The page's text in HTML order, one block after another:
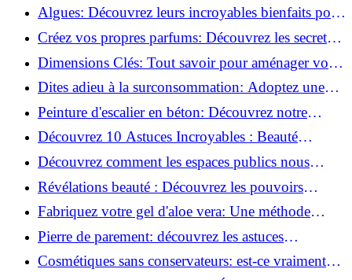
revitaliser les peaux fatiguées!
Algues: Découvrez leurs incroyables bienfaits pour
la santé et la beauté!
Créez vos propres parfums: Découvrez les secrets
de la fabrication artisanale!
Dimensions Clés: Tout savoir pour aménager votre
salle de bains!
Dites adieu à la surconsommation: Adoptez une
vie plus simple!
Peinture d'escalier en béton: Découvrez notre
tutoriel facile et rapide!
Découvrez 10 Astuces Incroyables : Beauté
Naturelle avec le Concombre !
Découvrez comment les espaces publics nous
incitent à être plus actifs : Révélations surprenantes!
Révélations beauté : Découvrez les pouvoirs
insoupçonnés du concombre!
Fabriquez votre gel d'aloe vera: Une méthode
simple et rapide à la maison!
Pierre de parement: découvrez les astuces
infaillibles pour un nettoyage parfait!
Cosmétiques sans conservateurs: est-ce vraiment